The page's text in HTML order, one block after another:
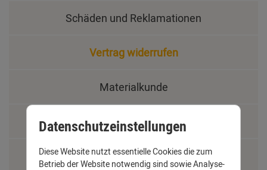
Schäden und Reklamationen
Vertrag widerrufen
Materialkunde
Fachbegriffe
Jobs
Datenschutzeinstellungen
Diese Website nutzt essentielle Cookies die zum
Betrieb der Website notwendig sind sowie Analyse-